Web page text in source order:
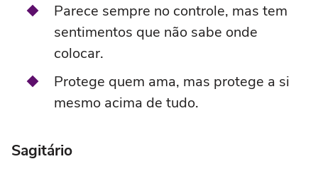
Parece sempre no controle, mas tem
sentimentos que não sabe onde
colocar.
Protege quem ama, mas protege a si
mesmo acima de tudo.
Sagitário